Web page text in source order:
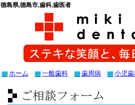
徳島県,徳島市,歯科,歯医者
ホーム 一般歯科 歯周病 小児歯